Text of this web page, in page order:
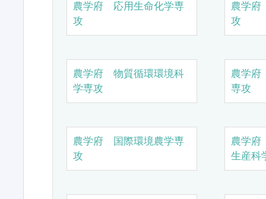
農学府 応用生命化学専
攻
農学
攻
農学府 物質循環環境科
学専攻
農学
専攻
農学府 国際環境農学専
攻
農学
生産科